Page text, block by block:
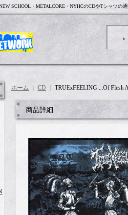
SCHOOL・METALCORE・NYHCのCDやTシャツの
ホーム CD TRUExFEELING .​.​.​Of Flesh
商品詳細